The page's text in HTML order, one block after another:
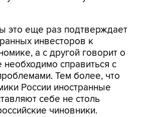
это еще раз подтверждает
инвесторов к
а с другой говорит о
справиться с
Тем более, что
России иностранные
себе не столь
чиновники.